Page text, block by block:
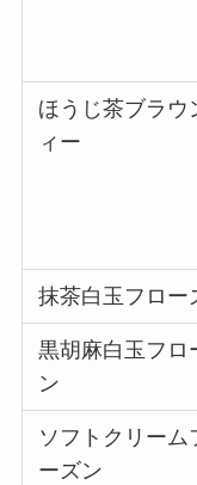
ほうじ茶ブラウ
ィー
抹茶白玉フロー
黒胡麻白玉フロ
ン
ソフトクリーム
ーズン